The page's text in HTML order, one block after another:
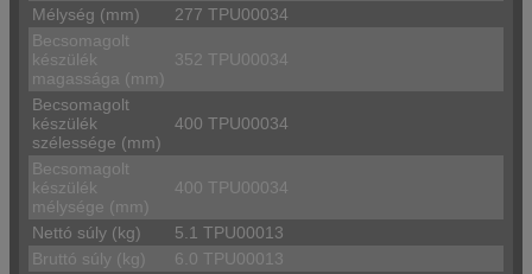
Mélység (mm)
277 TPU00034
Becsomagolt
készülék
magassága (mm)
352 TPU00034
Becsomagolt
készülék
szélessége (mm)
400 TPU00034
Becsomagolt
készülék
mélysége (mm)
400 TPU00034
Nettó súly (kg)
5.1 TPU00013
Bruttó súly (kg)
6.0 TPU00013